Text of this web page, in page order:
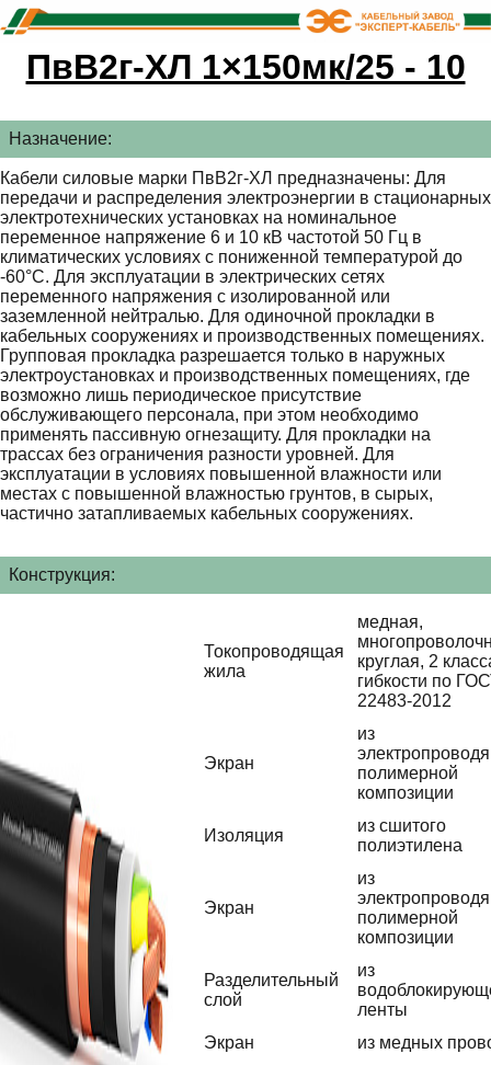
ПвВ2г-ХЛ 1×150мк/25 - 10
Назначение:
Кабели силовые марки ПвВ2г-ХЛ предназначены: Для
передачи и распределения электроэнергии в стационарных
электротехнических установках на номинальное
переменное напряжение 6 и 10 кВ частотой 50 Гц в
климатических условиях с пониженной температурой до
-60°С. Для эксплуатации в электрических сетях
переменного напряжения с изолированной или
заземленной нейтралью. Для одиночной прокладки в
кабельных сооружениях и производственных помещениях.
Групповая прокладка разрешается только в наружных
электроустановках и производственных помещениях, где
возможно лишь периодическое присутствие
обслуживающего персонала, при этом необходимо
применять пассивную огнезащиту. Для прокладки на
трассах без ограничения разности уровней. Для
эксплуатации в условиях повышенной влажности или
местах с повышенной влажностью грунтов, в сырых,
частично затапливаемых кабельных сооружениях.
Конструкция:
Токопроводящая
жила
медная,
круглая, 2
гибкости по
22483-2012
Экран
из
полимерной
композиции
Изоляция
из сшитого
полиэтилена
Экран
из
полимерной
композиции
Разделительный
слой
из
ленты
Экран
из медных